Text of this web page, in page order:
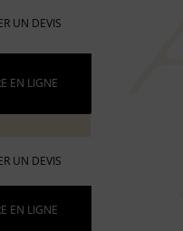
UN DEVIS
EN LIGNE
UN DEVIS
EN LIGNE